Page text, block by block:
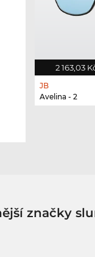
2 163,03
JB
Avelina - 2
značky